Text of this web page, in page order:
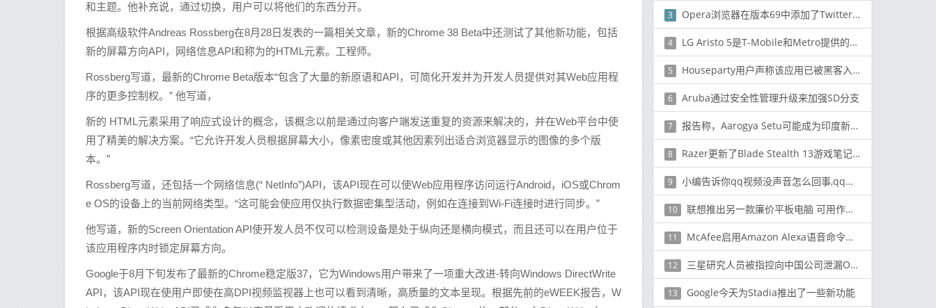
和主题。他补充说，通过切换，用户可以将他们的东西分开。
根据高级软件Andreas Rossberg在8月28日发表的一篇相关文章，新的Chrome 38 Beta中还测试了其他新功能，包括
新的屏幕方向API，网络信息API和称为的HTML元素。工程师。
Rossberg写道，最新的Chrome Beta版本“包含了大量的新原语和API，可简化开发并为开发人员提供对其Web应用程
序的更多控制权。” 他写道，
新的 HTML元素采用了响应式设计的概念，该概念以前是通过向客户端发送重复的资源来解决的，并在Web平台中使
用了精美的解决方案。“它允许开发人员根据屏幕大小，像素密度或其他因素列出适合浏览器显示的图像的多个版
本。”
Rossberg写道，还包括一个网络信息(“ NetInfo”)API，该API现在可以使Web应用程序访问运行Android，iOS或Chrom
e OS的设备上的当前网络类型。“这可能会使应用仅执行数据密集型活动，例如在连接到Wi-Fi连接时进行同步。”
他写道，新的Screen Orientation API使开发人员不仅可以检测设备是处于纵向还是横向模式，而且还可以在用户位于
该应用程序内时锁定屏幕方向。
Google于8月下旬发布了最新的Chrome稳定版37，它为Windows用户带来了一项重大改进-转向Windows DirectWrite
API，该API现在使用户即使在高DPI视频监视器上也可以看到清晰，高质量的文本呈现。根据先前的eWEEK报告，W
3 Opera浏览器在版本69中添加了Twitter侧边栏功能
4 LG Aristo 5是T-Mobile和Metro提供的最新廉价手机
5 Houseparty用户声称该应用已被黑客入侵
6 Aruba通过安全性管理升级来加强SD分支
7 报告称，Aarogya Setu可能成为印度新手机的强制性产品
8 Razer更新了Blade Stealth 13游戏笔记本电脑
9 小编告诉你qq视频没声音怎么回事,qq视频没声音的解决方法
10 联想推出另一款廉价平板电脑 可用作智能显示器
11 McAfee启用Amazon Alexa语音命令以保护您的Wi-Fi
12 三星研究人员被指控向中国公司泄漏OLED技术
13 Google今天为Stadia推出了一些新功能